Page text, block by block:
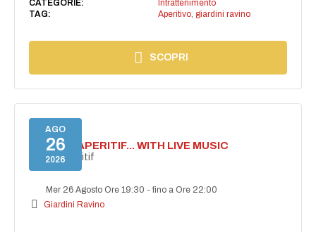
CATEGORIE:
Intrattenimento
TAG:
Aperitivo, giardini ravino
SCOPRI
AGO
26
2026
SECRET APERITIF... WITH LIVE MUSIC
Secret aperitif
Mer 26 Agosto Ore 19:30 -fino a Ore 22:00
Giardini Ravino